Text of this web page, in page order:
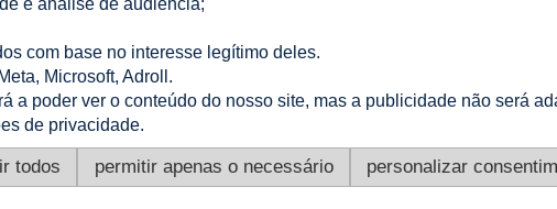
Altamira Sp. z o. o.
Budowlanych 6/51, 95-040 Koluszki, Polónia
+48 605 999 036
Atendimento ao cliente: Seg–Sex 8:00–16:00
com base no interesse legítimo deles.
Microsoft, Adroll.
a poder ver o conteúdo do nosso site, mas a publicidade não será
de privacidade.
permitir apenas o necessário personalizar
todos